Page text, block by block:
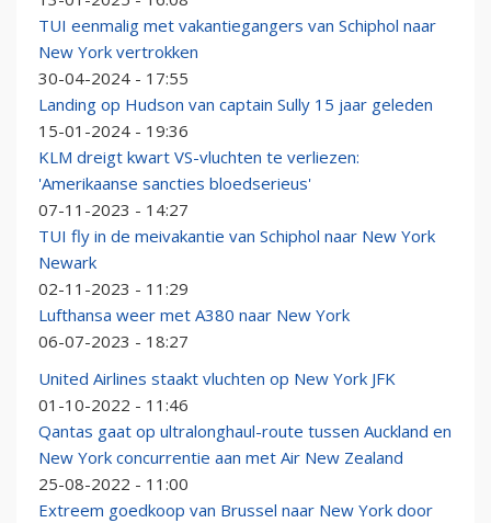
TUI eenmalig met vakantiegangers van Schiphol naar
New York vertrokken
30-04-2024 - 17:55
Landing op Hudson van captain Sully 15 jaar geleden
15-01-2024 - 19:36
KLM dreigt kwart VS-vluchten te verliezen:
'Amerikaanse sancties bloedserieus'
07-11-2023 - 14:27
TUI fly in de meivakantie van Schiphol naar New York
Newark
02-11-2023 - 11:29
Lufthansa weer met A380 naar New York
06-07-2023 - 18:27
United Airlines staakt vluchten op New York JFK
01-10-2022 - 11:46
Qantas gaat op ultralonghaul-route tussen Auckland en
New York concurrentie aan met Air New Zealand
25-08-2022 - 11:00
Extreem goedkoop van Brussel naar New York door